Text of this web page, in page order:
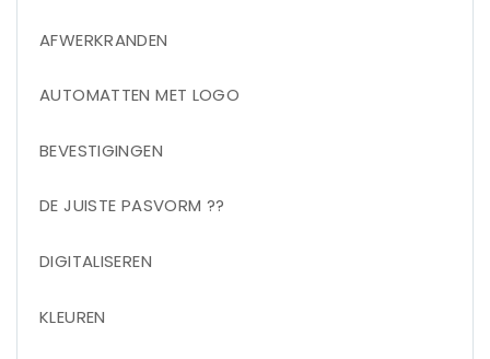
AFWERKRANDEN
AUTOMATTEN MET LOGO
BEVESTIGINGEN
DE JUISTE PASVORM ??
DIGITALISEREN
KLEUREN